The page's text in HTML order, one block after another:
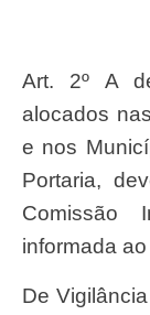
Art. 2º A definição dos recursos a serem
alocados
e nos
Portaria,
Comissão
informada
de Vigilância em Saúde em até 30 (trinta) dias